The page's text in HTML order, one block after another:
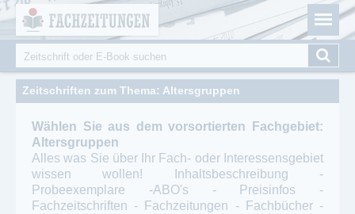
Fachzeitungen.de - Das unabhängige Portal für
Fachmagazine Fachpublikationen & eBooks
Suchformular
Suche
Zeitschriften zum Thema: Altersgruppen
Wählen Sie aus dem vorsortierten Fachgebiet:
Altersgruppen
Alles was Sie über Ihr Fach- oder Interessensgebiet
wissen wollen! Inhaltsbeschreibung -
Probeexemplare -ABO's - Preisinfos -
Fachzeitschriften - Fachzeitungen - Fachbücher -
Cookie-Einstellungen